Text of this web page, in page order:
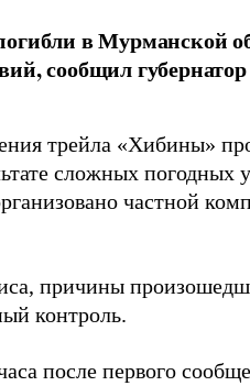
в Мурманской
сообщил
трейла «Хибины»
сложных погодных
частной
причины
контроль.
после первого